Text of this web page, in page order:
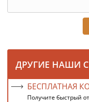
ДРУГИЕ НАШИ
БЕСПЛАТНАЯ
Получите быстрый